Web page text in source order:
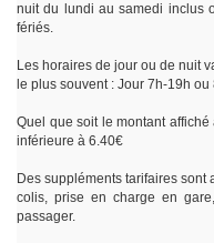
nuit du lundi au samedi inclus
fériés.
Les horaires de jour ou de nuit
le plus souvent : Jour 7h-19h
Quel que soit le montant
inférieure à 6.40€
Des suppléments tarifaires
colis, prise en charge en
passager.